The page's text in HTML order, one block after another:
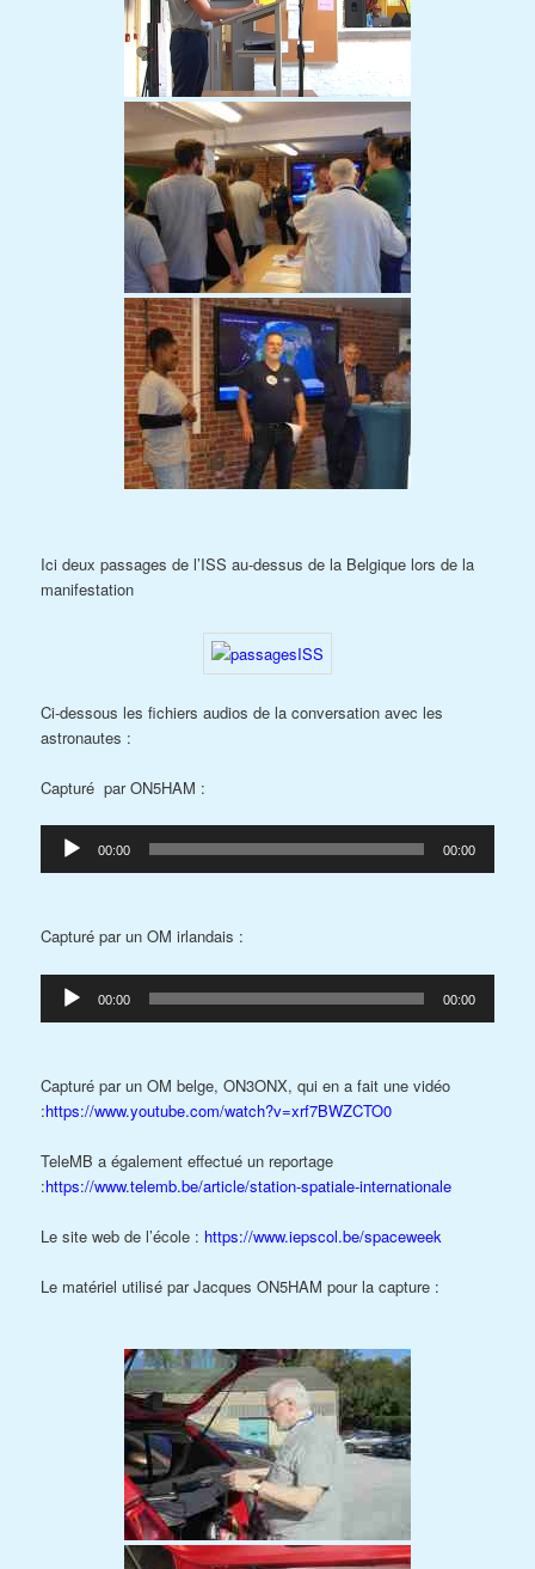
Ici deux passages de l’ISS au-dessus de la Belgique lors de la
manifestation
Ci-dessous les fichiers audios de la conversation avec les
astronautes :
Capturé par ON5HAM :
Lecteur
audio
00:00 00:00
Capturé par un OM irlandais :
Lecteur
audio
00:00 00:00
Capturé par un OM belge, ON3ONX, qui en a fait une vidéo
:https://www.youtube.com/watch?v=xrf7BWZCTO0
TeleMB a également effectué un reportage
:https://www.telemb.be/article/station-spatiale-internationale
Le site web de l’école : https://www.iepscol.be/spaceweek
Le matériel utilisé par Jacques ON5HAM pour la capture :